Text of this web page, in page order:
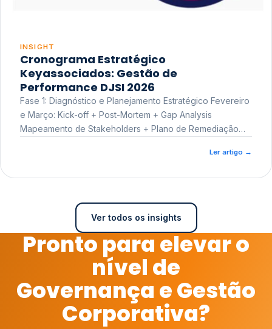
INSIGHT
Cronograma Estratégico
Keyassociados: Gestão de
Performance DJSI 2026
Fase 1: Diagnóstico e Planejamento Estratégico Fevereiro
e Março: Kick-off + Post-Mortem + Gap Analysis
Mapeamento de Stakeholders + Plano de Remediação
Ler artigo →
Ver todos os insights
Pronto para elevar o
nível de
Governança e Gestão
Corporativa?